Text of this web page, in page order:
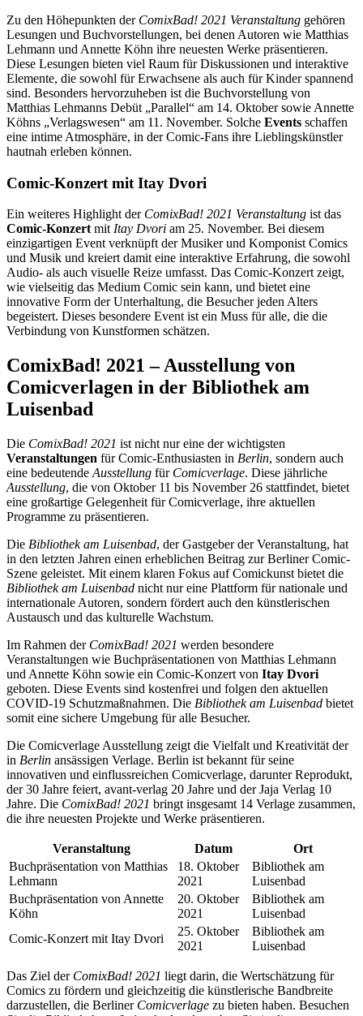
Zu den Höhepunkten der ComixBad! 2021 Veranstaltung gehören
Lesungen und Buchvorstellungen, bei denen Autoren wie Matthias
Lehmann und Annette Köhn ihre neuesten Werke präsentieren.
Diese Lesungen bieten viel Raum für Diskussionen und interaktive
Elemente, die sowohl für Erwachsene als auch für Kinder spannend
sind. Besonders hervorzuheben ist die Buchvorstellung von
Matthias Lehmanns Debüt „Parallel“ am 14. Oktober sowie Annette
Köhns „Verlagswesen“ am 11. November. Solche Events schaffen
eine intime Atmosphäre, in der Comic-Fans ihre Lieblingskünstler
hautnah erleben können.
Comic-Konzert mit Itay Dvori
Ein weiteres Highlight der ComixBad! 2021 Veranstaltung ist das
Comic-KonzertmitItay Dvori am 25. November. Bei diesem
einzigartigen Event verknüpft der Musiker und Komponist Comics
und Musik und kreiert damit eine interaktive Erfahrung, die sowohl
Audio- als auch visuelle Reize umfasst. Das Comic-Konzert zeigt,
wie vielseitig das Medium Comic sein kann, und bietet eine
innovative Form der Unterhaltung, die Besucher jeden Alters
begeistert. Dieses besondere Event ist ein Muss für alle, die die
Verbindung von Kunstformen schätzen.
ComixBad! 2021 – Ausstellung von
Comicverlagen in der Bibliothek am
Luisenbad
Die ComixBad! 2021 ist nicht nur eine der wichtigsten
Veranstaltungen für Comic-Enthusiasten in Berlin, sondern auch
eine bedeutende Ausstellung für Comicverlage. Diese jährliche
Ausstellung, die von Oktober 11 bis November 26 stattfindet, bietet
eine großartige Gelegenheit für Comicverlage, ihre aktuellen
Programme zu präsentieren.
Die Bibliothek am Luisenbad, der Gastgeber der Veranstaltung, hat
in den letzten Jahren einen erheblichen Beitrag zur Berliner Comic-
Szene geleistet. Mit einem klaren Fokus auf Comickunst bietet die
Bibliothek am Luisenbad nicht nur eine Plattform für nationale und
internationale Autoren, sondern fördert auch den künstlerischen
Austausch und das kulturelle Wachstum.
Im Rahmen der ComixBad! 2021 werden besondere
Veranstaltungen wie Buchpräsentationen von Matthias Lehmann
und Annette Köhn sowie ein Comic-Konzert von Itay Dvori
geboten. Diese Events sind kostenfrei und folgen den aktuellen
COVID-19 Schutzmaßnahmen. Die Bibliothek am Luisenbad bietet
somit eine sichere Umgebung für alle Besucher.
Die Comicverlage Ausstellung zeigt die Vielfalt und Kreativität der
in Berlin ansässigen Verlage. Berlin ist bekannt für seine
innovativen und einflussreichen Comicverlage, darunter Reprodukt,
der 30 Jahre feiert, avant-verlag 20 Jahre und der Jaja Verlag 10
Jahre. Die ComixBad! 2021 bringt insgesamt 14 Verlage zusammen,
die ihre neuesten Projekte und Werke präsentieren.
Veranstaltung Datum
Ort
Buchpräsentation von Matthias
Lehmann
18. Oktober
2021
Bibliothek am
Luisenbad
Buchpräsentation von Annette
Köhn
20. Oktober
2021
Bibliothek am
Luisenbad
Comic-Konzert mit Itay Dvori
25. Oktober
2021
Bibliothek am
Luisenbad
Das Ziel der ComixBad! 2021 liegt darin, die Wertschätzung für
Comics zu fördern und gleichzeitig die künstlerische Bandbreite
darzustellen, die Berliner Comicverlage zu bieten haben. Besuchen